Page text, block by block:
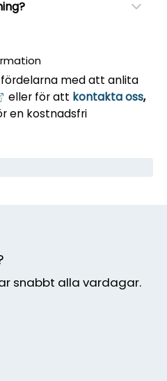
med att anlita
eller för att kontakta oss,
en kostnadsfri
snabbt alla vardagar.